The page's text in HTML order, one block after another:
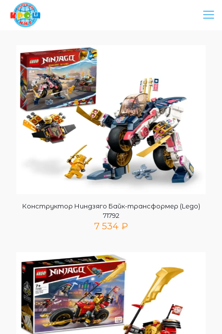
Конструктор Ниндзяго Байк-трансформер (Lego)
71792
7 534 ₽